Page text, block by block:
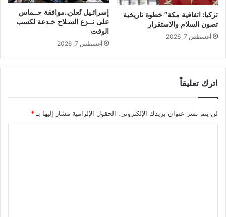
تركيا: اتفاقية مكة” خطوة تاريخية
تصون السلام والاستقرار
أغسطس 7, 2026
إسرائـيل تُعلن..موافقة حــماس
على نــزع السـلاح خـدعة لكسب
الوقت
أغسطس 7, 2026
اترك تعليقاً
لن يتم نشر عنوان بريدك الإلكتروني. الحقول الإلزامية مشار إليها بـ *